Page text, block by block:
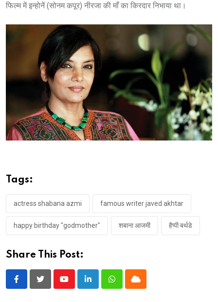
फिल्म में इन्होनें (सोनम कपूर) नीरजा की माँ का किरदार निभाया था।
Tags:
actress shabana azmi famous writer javed akhtar
happy birthday "godmother" शबाना आजमी हैप्पी बर्थडे
Share This Post:
YoutubeLinkedInWhatsappCloud